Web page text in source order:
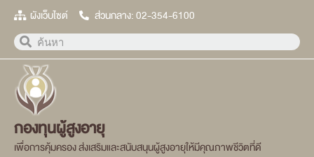
ผังเว็บไซต์ ส่วนกลาง: 02-354-6100
กองทุนผู้สูงอายุ
เพื่อการคุ้มครอง ส่งเสริมและสนับสนุนผู้สูงอายุให้มีคุณภาพชีวิตที่ดี